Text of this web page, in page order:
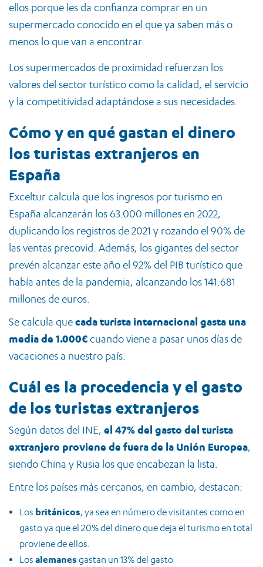
ellos porque les da confianza comprar en un
supermercado conocido en el que ya saben más o
menos lo que van a encontrar.
Los supermercados de proximidad refuerzan los
valores del sector turístico como la calidad, el servicio
y la competitividad adaptándose a sus necesidades.
Cómo y en qué gastan el dinero
los turistas extranjeros en
España
Exceltur calcula que los ingresos por turismo en
España alcanzarán los 63.000 millones en 2022,
duplicando los registros de 2021 y rozando el 90% de
las ventas precovid. Además, los gigantes del sector
prevén alcanzar este año el 92% del PIB turístico que
había antes de la pandemia, alcanzando los 141.681
millones de euros.
Se calcula quecada turista internacional gasta una
media de 1.000€cuando viene a pasar unos días de
vacaciones a nuestro país.
Cuál es la procedencia y el gasto
de los turistas extranjeros
Según datos del INE, el 47% del gasto del turista
extranjero proviene de fuera de la Unión Europea,
siendo China y Rusia los que encabezan la lista.
Entre los países más cercanos, en cambio, destacan:
Los británicos, ya sea en número de visitantes como en
gasto ya que el 20% del dinero que deja el turismo en total
proviene de ellos.
Los alemanes gastan un 13% del gasto